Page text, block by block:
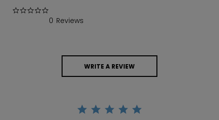
0 Reviews
WRITE A REVIEW